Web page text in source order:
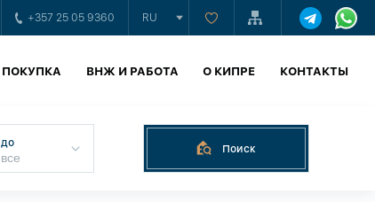
+357 25 05 9360 RU
ПОКУПКА ВНЖ И РАБОТА О КИПРЕ КОНТАКТЫ
до Поиск